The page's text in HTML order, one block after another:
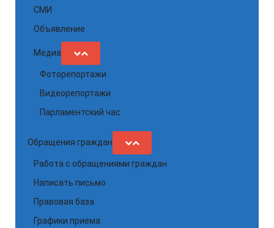
СМИ
Объявление
Медиа
Фоторепортажи
Видеорепортажи
Парламентский час
Обращения граждан
Работа с обращениями граждан
Написать письмо
Правовая база
Графики приема